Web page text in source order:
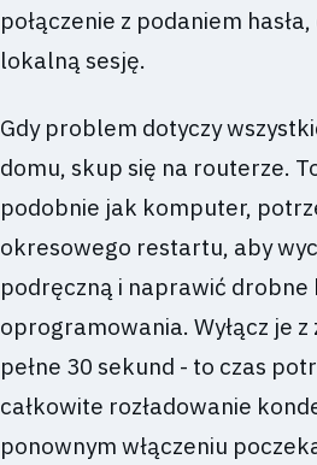
połączenie z podaniem
lokalną sesję.
Gdy problem dotyczy
domu, skup się na routerze.
podobnie jak komputer,
okresowego restartu, aby
podręczną i naprawić drobne
oprogramowania. Wyłącz je z
pełne 30 sekund - to czas
całkowite rozładowanie
ponownym włączeniu